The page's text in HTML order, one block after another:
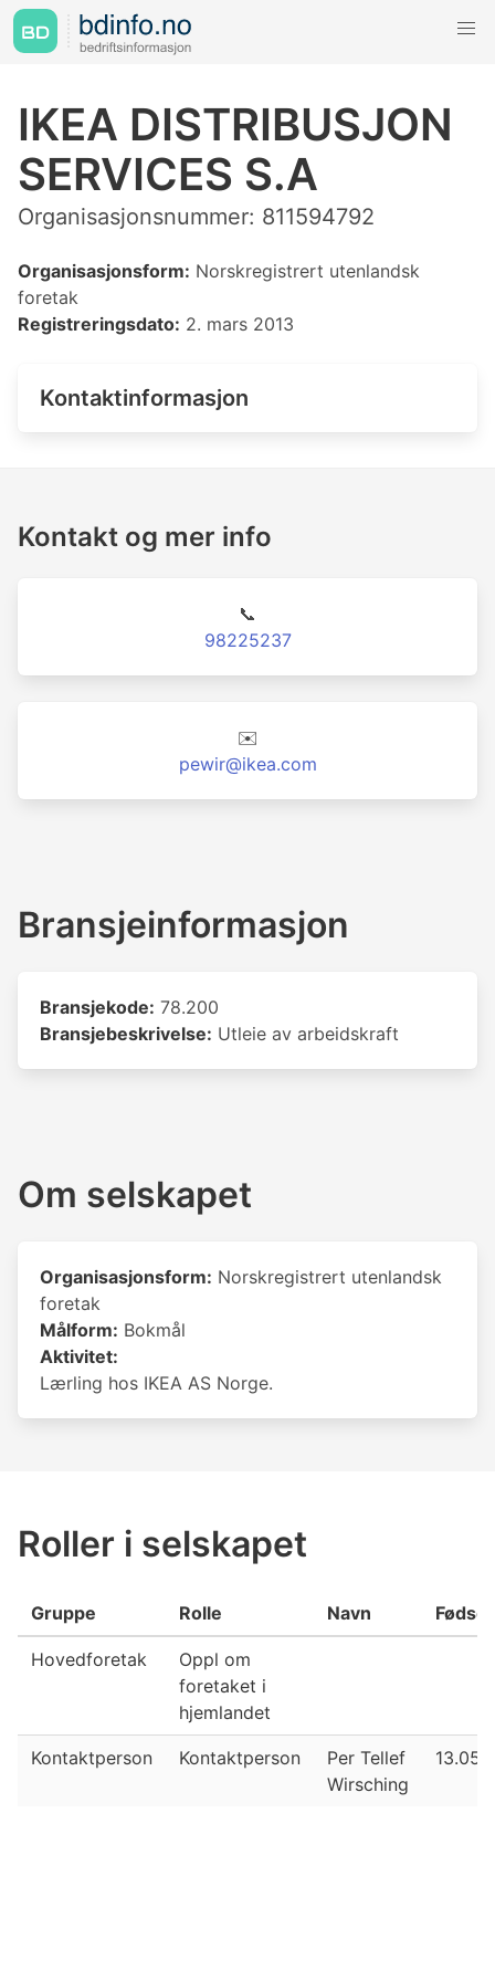
IKEA DISTRIBUSJON
SERVICES S.A
Organisasjonsnummer: 811594792
Organisasjonsform: Norskregistrert utenlandsk
foretak
Registreringsdato: 2. mars 2013
Kontaktinformasjon
Kontakt og mer info
📞
98225237
✉️
pewir@ikea.com
Bransjeinformasjon
Bransjekode: 78.200
Bransjebeskrivelse: Utleie av arbeidskraft
Om selskapet
Organisasjonsform: Norskregistrert utenlandsk
foretak
Målform: Bokmål
Aktivitet:
Lærling hos IKEA AS Norge.
Roller i selskapet
Gruppe Rolle Navn
Hovedforetak
Oppl om
foretaket i
hjemlandet
Kontaktperson Kontaktperson
Per Tellef
Wirsching